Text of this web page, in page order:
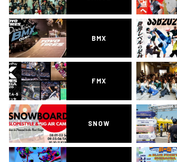
BMX
FMX
SNOW